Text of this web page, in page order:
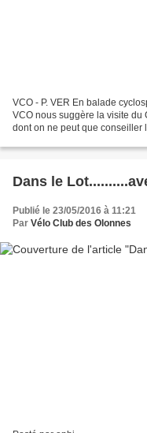
VCO - P. VER En balade
VCO nous suggère la visite du
dont on ne peut que conseiller
Dans le
Publié le 23/05/2016 à 11:21
Par Vélo Club des Olonnes